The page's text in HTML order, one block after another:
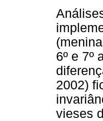
6º e 7º
2002)
vieses